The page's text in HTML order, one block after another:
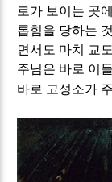
로가 보이는 곳
롭힘을 당하는
면서도 마치 교
주님은 바로 이
바로 고성소가